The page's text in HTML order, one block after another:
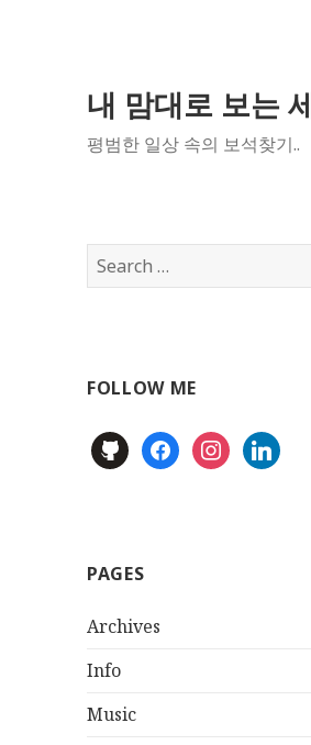
내 맘대로 보는
평범한 일상 속의 보석찾기..
Search
for:
FOLLOW ME
githubfacebookinstagram
linkedin
PAGES
Archives
Info
Music